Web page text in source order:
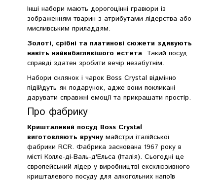
Інші набори мають дорогоцінні гравюри із
зображенням тварин з атрибутами лідерства або
мисливським приладдям.
Золоті, срібні та платинові сюжети здивують
навіть найвибагливішого естета. Такий посуд
справді здатен зробити вечір незабутнім.
Набори склянок і чарок Boss Crystal відмінно
підійдуть як подарунок, адже вони покликані
дарувати справжні емоції та прикрашати простір.
Про фабрику
Кришталевий посуд Boss Crystal
виготовляють вручну майстри італійської
фабрики RCR. Фабрика заснована 1967 року в
місті Колле-ді-Валь-д'Ельса (Італія). Сьогодні це
європейський лідер у виробництві ексклюзивного
кришталевого посуду для алкогольних напоїв